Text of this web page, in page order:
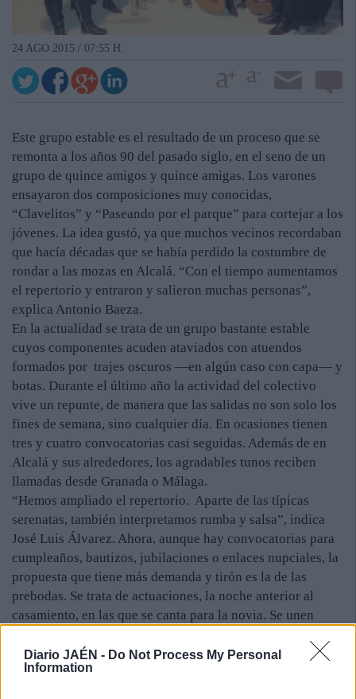
Diario JAÉN - Do Not Process My Personal
Information
24 AGO 2015 / 07:55 H.
Este grupo estable es el resultado de un proceso que se
remonta a los años 90 del pasado siglo, en el seno de un
grupo de quince amigos y quince amigas. Los varones
ensayaron dos composiciones muy conocidas,
“Clavelitos” y “Paseando por el parque” para cortejar a los
jóvenes. La idea gustó, ya que muchos vecinos recordaban
que hacía décadas que se había perdido la costumbre de
rondar a las mozas en Alcalá. “Con el tiempo aumentamos
el repertorio y entraron y salieron muchas personas”,
explica Antonio Baeza.
En la actualidad se trata de un grupo bastante estable
cuyos componentes acuden ataviados con atuendos
formados por trajes oscuros —en algún caso con capa— y
botas. Durante el último año la actividad del colectivo
vive un repunte, de manera que las salidas no son solo los
fines de semana, sino cualquier día. En ocasiones tienen
tres y cuatro convocatorias casi seguidas. Además de en
Alcalá y sus alrededores, los agradables tunos reciben
llamadas desde Granada o Málaga.
“Hemos ampliado el repertorio. Aparte de las típicas
serenatas, también interpretamos rumba y salsa”, indica
José Luis Álvarez. Ahora, aunque hay convocatorias para
cumpleaños, bautizos, jubilaciones o enlaces nupciales, la
propuesta que tiene más demanda y tirón es la de las
prebodas. Se trata de actuaciones, la noche anterior al
casamiento, en las que se canta para la novia. Se unen
hasta doscientas personas. “A veces esto se convierte en
una especie de verbena en la calle. Se nota que la gente